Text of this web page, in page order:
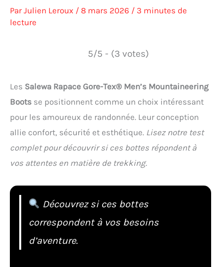
ParJulien Leroux / 8 mars 2026 / 3 minutes de
lecture
5/5 - (3 votes)
Les Salewa Rapace Gore-Tex® Men’s Mountaineering
Boots se positionnent comme un choix intéressant
pour les amoureux de randonnée. Leur conception
allie confort, sécurité et esthétique. Lisez notre test
complet pour découvrir si ces bottes répondent à
vos attentes en matière de trekking.
Découvrez si ces bottes
correspondent à vos besoins
d’aventure.